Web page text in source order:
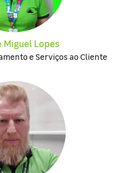
Miguel Lopes
e Serviços ao Cliente